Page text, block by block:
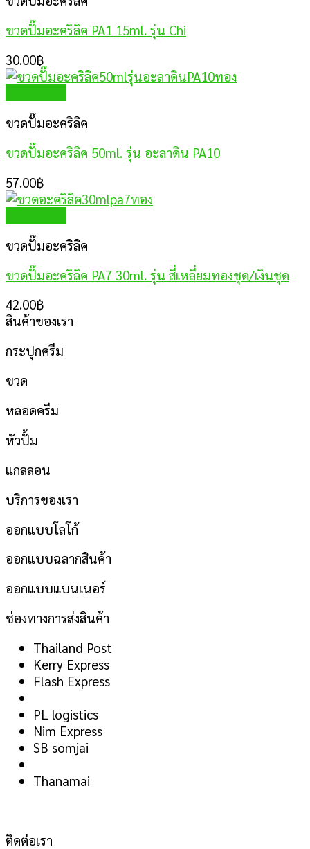
ขวดปั๊มอะคริลิค PA1 15ml. รุ่น Chi
30.00฿
ขวดปั๊มอะคริลิค
ขวดปั๊มอะคริลิค 50ml. รุ่น อะลาดิน PA10
57.00฿
ขวดปั๊มอะคริลิค
ขวดปั๊มอะคริลิค PA7 30ml. รุ่น สี่เหลี่ยมทองชุด/เงินชุด
42.00฿
สินค้าของเรา
กระปุกครีม
ขวด
หลอดครีม
หัวปั้ม
แกลลอน
บริการของเรา
ออกแบบโลโก้
ออกแบบฉลากสินค้า
ออกแบบแบนเนอร์
ช่องทางการส่งสินค้า
Thailand Post
Kerry Express
Flash Express
PL logistics
Nim Express
SB somjai
Thanamai
ติดต่อเรา